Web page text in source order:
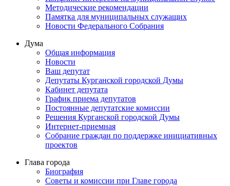
Методические рекомендации
Памятка для муниципальных служащих
Новости Федерального Cобрания
Дума
Общая информация
Новости
Ваш депутат
Депутаты Курганской городской Думы
Кабинет депутата
График приема депутатов
Постоянные депутатские комиссии
Решения Курганской городской Думы
Интернет-приемная
Собрание граждан по поддержке инициативных
проектов
Глава города
Биография
Советы и комиссии при Главе города